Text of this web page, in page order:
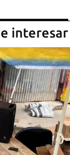
interesar